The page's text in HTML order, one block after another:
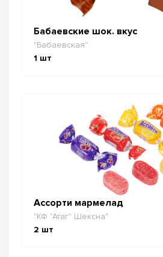
Бабаевские шок. вкус
"Бабаевская"
1 шт
Ассорти мармелад
"КФ "Атаг" Шексна"
2 шт